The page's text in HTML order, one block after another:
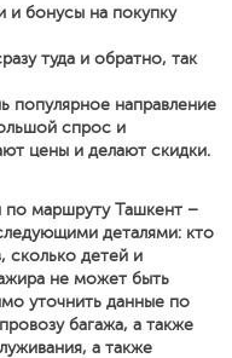
и бонусы на покупку
туда и обратно, так
популярное направление
спрос и
цены и делают скидки.
по маршруту Ташкент –
деталями: кто
сколько детей и
не может быть
уточнить данные по
багажа, а также
а также